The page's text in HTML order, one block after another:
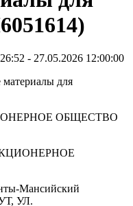
- 27.05.2026 12:00:00
материалы для
ОБЩЕСТВО
Мансийский
УЛ.